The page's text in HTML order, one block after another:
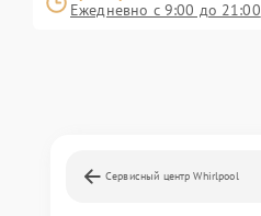
Ежедневно с 9:00 до 21:00
Сервисный центр Whirlpool